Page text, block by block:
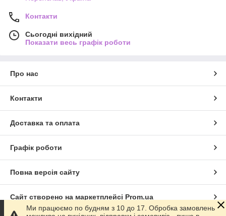
Контакти
Сьогодні вихідний
Показати весь графік роботи
Про нас
Контакти
Доставка та оплата
Графік роботи
Повна версія сайту
Сайт створено на маркетплейсі Prom.ua
Ми працюємо по будням з 10 до 17. Обробка замовлень